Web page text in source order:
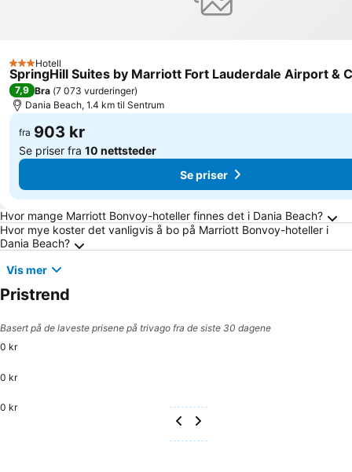
3 Stjerner
Hotell
SpringHill Suites by Marriott Fort Lauderdale Airport &
7,9 Bra (7 073 vurderinger)
Dania Beach, 1.4 km til Sentrum
fra 903 kr
Se priser fra 10 nettsteder
Se priser
Ofte stilte spørsmål om Dania Beach
Hvor mange Marriott Bonvoy-hoteller finnes det i Dania Beach?
Hvor mye koster det vanligvis å bo på Marriott Bonvoy-hoteller i
Dania Beach?
Vis mer
Pristrend
Basert på de laveste prisene på trivago fra de siste 30 dagene
0 kr
0 kr
0 kr